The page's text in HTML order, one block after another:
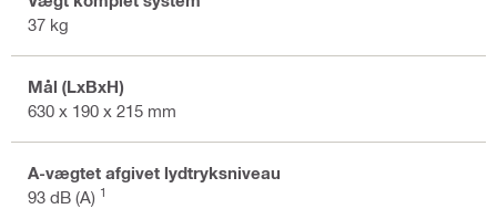
37 kg
Mål (LxBxH)
630 x 190 x 215 mm
A-vægtet afgivet lydtryksniveau
93 dB (A) 1